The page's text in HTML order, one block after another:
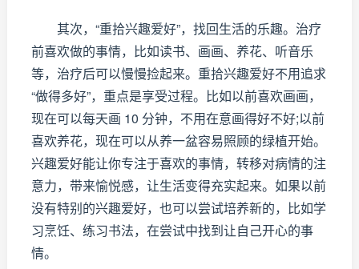
其次，“重拾兴趣爱好”，找回生活的乐趣。治疗
前喜欢做的事情，比如读书、画画、养花、听音乐
等，治疗后可以慢慢捡起来。重拾兴趣爱好不用追求
“做得多好”，重点是享受过程。比如以前喜欢画画，
现在可以每天画 10 分钟，不用在意画得好不好;以前
喜欢养花，现在可以从养一盆容易照顾的绿植开始。
兴趣爱好能让你专注于喜欢的事情，转移对病情的注
意力，带来愉悦感，让生活变得充实起来。如果以前
没有特别的兴趣爱好，也可以尝试培养新的，比如学
习烹饪、练习书法，在尝试中找到让自己开心的事
情。